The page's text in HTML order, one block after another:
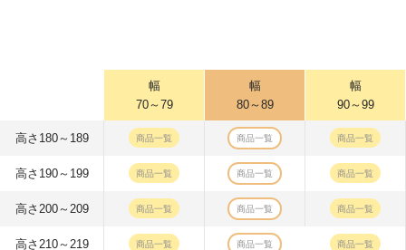
幅
70～79
幅
80～89
幅
90～99
高さ180～189 商品一覧 商品一覧 商品一覧
高さ190～199 商品一覧 商品一覧 商品一覧
高さ200～209 商品一覧 商品一覧 商品一覧
高さ210～219 商品一覧 商品一覧 商品一覧